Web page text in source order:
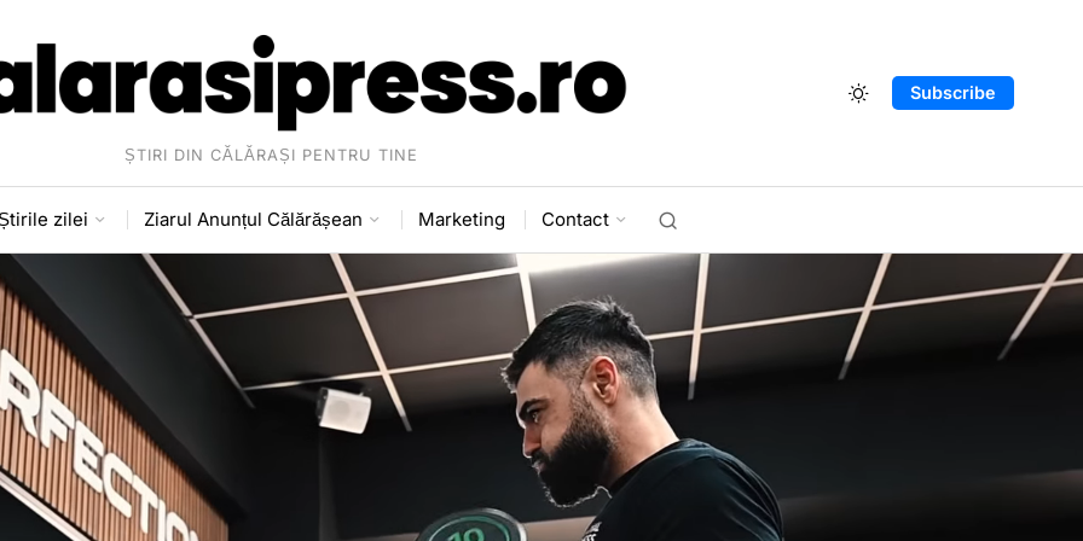
ȘTIRI DIN CĂLĂRAȘI PENTRU TINE
Subscribe
zilei Ziarul Anunțul Călărășean Marketing Contact